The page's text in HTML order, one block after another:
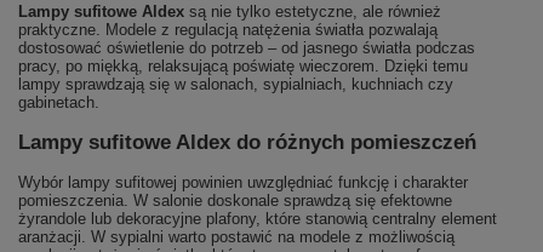
Lampy sufitowe Aldex są nie tylko estetyczne, ale również
praktyczne. Modele z regulacją natężenia światła pozwalają
dostosować oświetlenie do potrzeb – od jasnego światła podczas
pracy, po miękką, relaksującą poświatę wieczorem. Dzięki temu
lampy sprawdzają się w salonach, sypialniach, kuchniach czy
gabinetach.
Lampy sufitowe Aldex do różnych pomieszczeń
Wybór lampy sufitowej powinien uwzględniać funkcję i charakter
pomieszczenia. W salonie doskonale sprawdzą się efektowne
żyrandole lub dekoracyjne plafony, które stanowią centralny element
aranżacji. W sypialni warto postawić na modele z możliwością